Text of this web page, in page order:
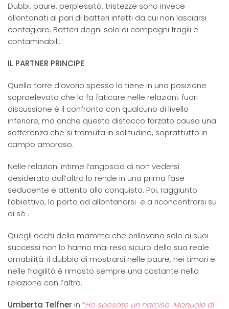
Dubbi, paure, perplessità, tristezze sono invece
allontanati al pari di batteri infetti da cui non lasciarsi
contagiare. Batteri degni solo di compagni fragili e
contaminabili.
IL PARTNER PRINCIPE
Quella torre d’avorio spesso lo tiene in una posizione
sopraelevata che lo fa faticare nelle relazioni: fuori
discussione è il confronto con qualcuno di livello
inferiore, ma anche questo distacco forzato causa una
sofferenza che si tramuta in solitudine, soprattutto in
campo amoroso.
Nelle relazioni intime l’angoscia di non vedersi
desiderato dall’altro lo rende in una prima fase
seducente e attento alla conquista. Poi, raggiunto
l’obiettivo, lo porta ad allontanarsi e a riconcentrarsi su
di sé .
Quegli occhi della mamma che brillavano solo ai suoi
successi non lo hanno mai reso sicuro della sua reale
amabilità: il dubbio di mostrarsi nelle paure, nei timori e
nelle fragilità è rimasto sempre una costante nella
relazione con l’altro.
Umberta Telfner in “Ho sposato un narciso. Manuale di